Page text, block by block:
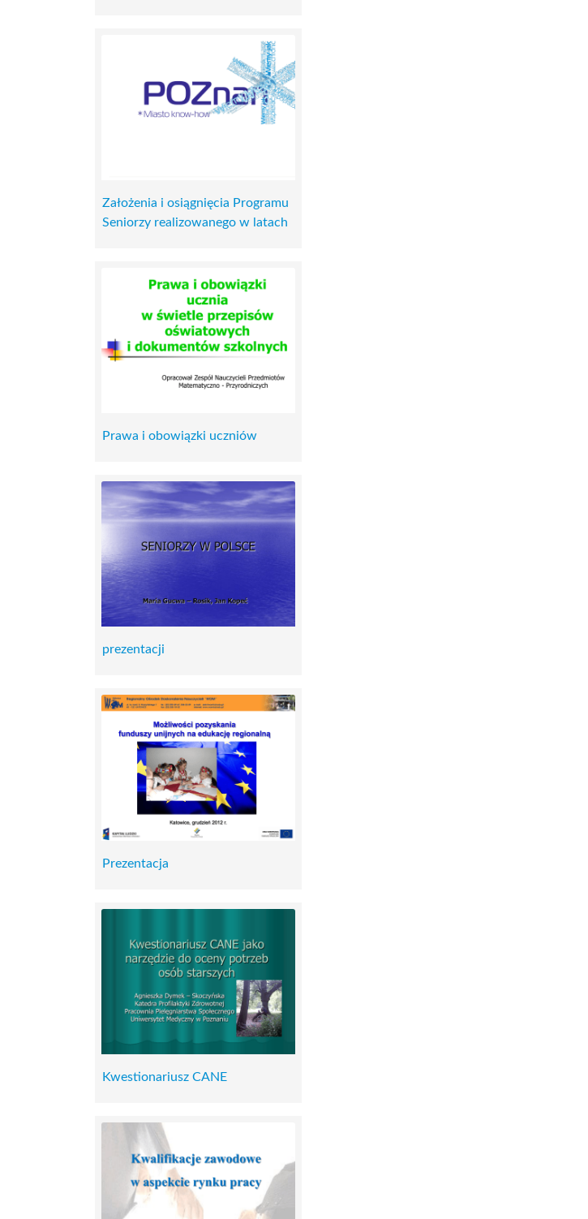
Założenia i osiągnięcia Programu
Seniorzy realizowanego w latach
Prawa i obowiązki uczniów
prezentacji
Prezentacja
Kwestionariusz CANE